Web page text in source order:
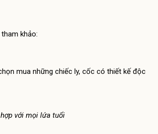
khảo:
mua những chiếc ly, cốc có thiết kế độc
với mọi lứa tuổi